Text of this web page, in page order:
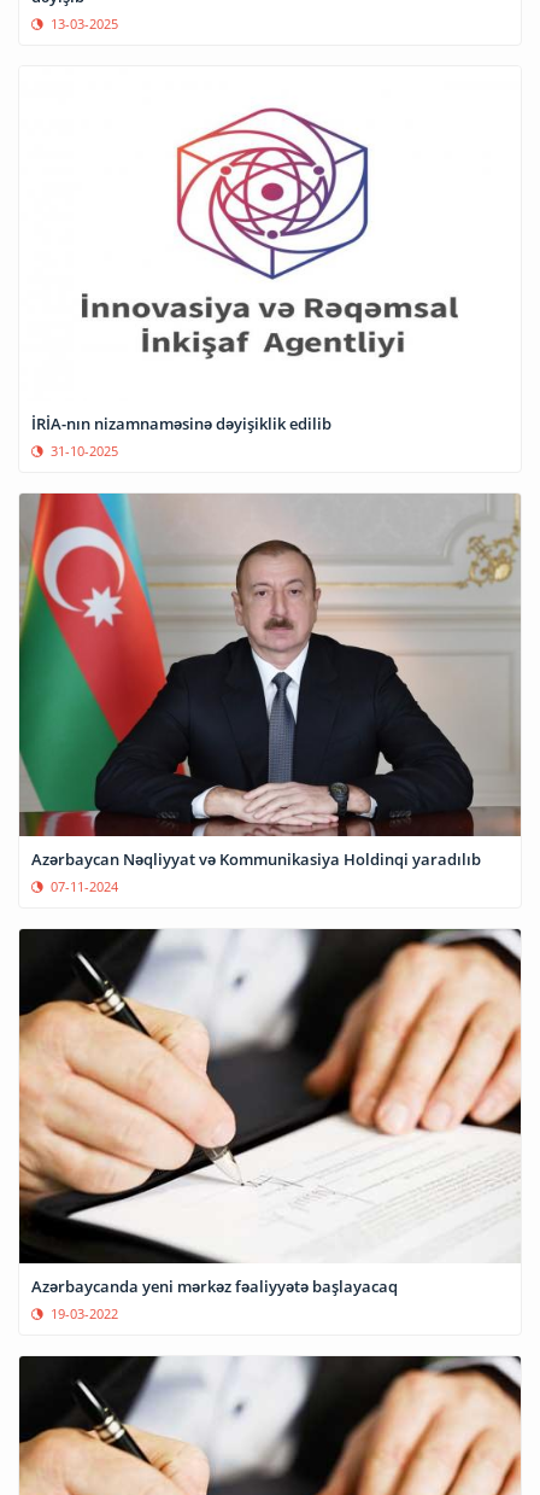
13-03-2025
İRİA-nın nizamnaməsinə dəyişiklik edilib
31-10-2025
Azərbaycan Nəqliyyat və Kommunikasiya Holdinqi yaradılıb
07-11-2024
Azərbaycanda yeni mərkəz fəaliyyətə başlayacaq
19-03-2022